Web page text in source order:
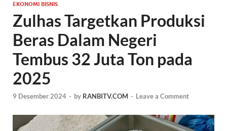
EKONOMI BISNIS
Zulhas Targetkan Produksi
Beras Dalam Negeri
Tembus 32 Juta Ton pada
2025
9 Desember 2024 - by RANBITV.COM - Leave a Comment